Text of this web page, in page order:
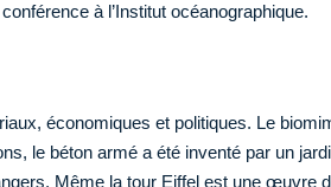
à l’Institut océanographique.
économiques et politiques. Le
le béton armé a été inventé par un
Même la tour Eiffel est une œuvre